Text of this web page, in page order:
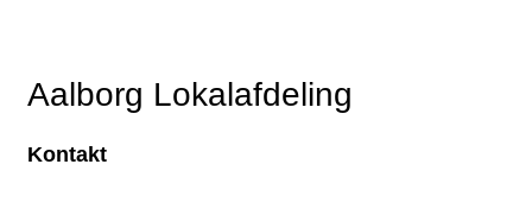
Aalborg Lokalafdeling
Kontakt